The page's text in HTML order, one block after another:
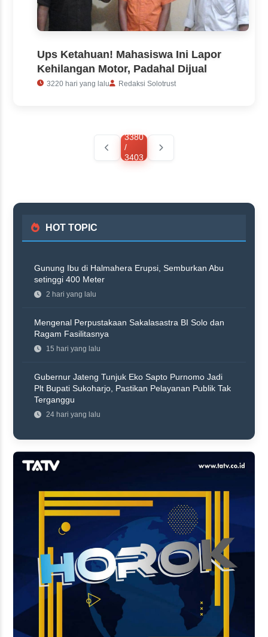
Ups Ketahuan! Mahasiswa Ini Lapor
Kehilangan Motor, Padahal Dijual
3220 hari yang lalu Redaksi Solotrust
3380
/
3403
HOT TOPIC
Gunung Ibu di Halmahera Erupsi, Semburkan Abu
setinggi 400 Meter
2 hari yang lalu
Mengenal Perpustakaan Sakalasastra BI Solo dan
Ragam Fasilitasnya
15 hari yang lalu
Gubernur Jateng Tunjuk Eko Sapto Purnomo Jadi
Plt Bupati Sukoharjo, Pastikan Pelayanan Publik Tak
Terganggu
24 hari yang lalu